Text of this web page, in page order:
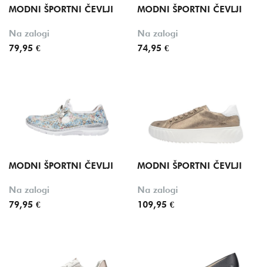
MODNI ŠPORTNI ČEVLJI
Na zalogi
79,95 €
MODNI ŠPORTNI ČEVLJI
Na zalogi
74,95 €
MODNI ŠPORTNI ČEVLJI
Na zalogi
79,95 €
MODNI ŠPORTNI ČEVLJI
Na zalogi
109,95 €